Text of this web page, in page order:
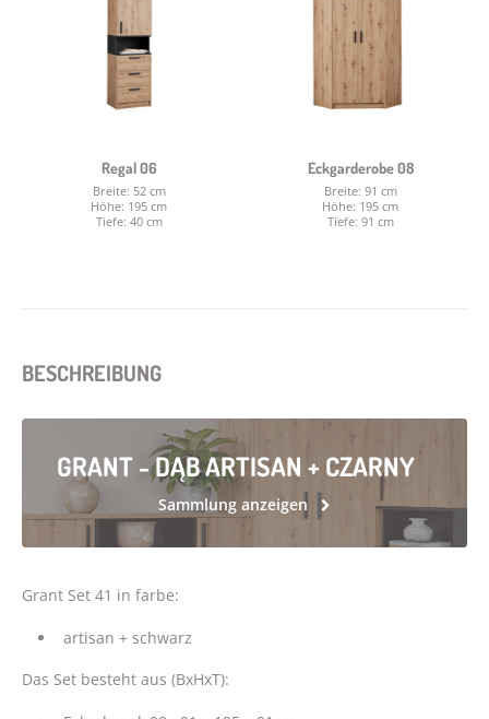
Regal 06
Breite: 52 cm
Höhe: 195 cm
Tiefe: 40 cm
Eckgarderobe 08
Breite: 91 cm
Höhe: 195 cm
Tiefe: 91 cm
BESCHREIBUNG
GRANT - DĄB ARTISAN + CZARNY
Sammlung anzeigen
Grant Set 41 in farbe:
artisan + schwarz
Das Set besteht aus (BxHxT):